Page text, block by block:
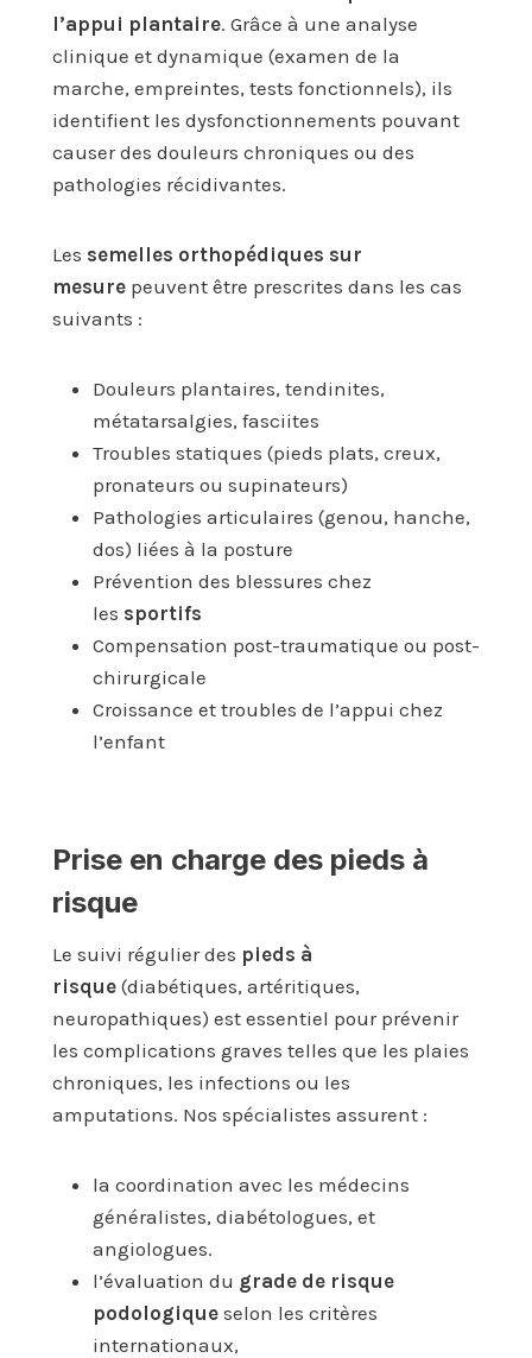
l’appui plantaire. Grâce à une analyse
clinique et dynamique (examen de la
marche, empreintes, tests fonctionnels), ils
identifient les dysfonctionnements pouvant
causer des douleurs chroniques ou des
pathologies récidivantes.
Les semelles orthopédiques sur
mesure peuvent être prescrites dans les cas
suivants :
Douleurs plantaires, tendinites,
métatarsalgies, fasciites
Troubles statiques (pieds plats, creux,
pronateurs ou supinateurs)
Pathologies articulaires (genou, hanche,
dos) liées à la posture
Prévention des blessures chez
les sportifs
Compensation post-traumatique ou post-
chirurgicale
Croissance et troubles de l’appui chez
l’enfant
Prise en charge des pieds à
risque
Le suivi régulier des pieds à
risque (diabétiques, artéritiques,
neuropathiques) est essentiel pour prévenir
les complications graves telles que les plaies
chroniques, les infections ou les
amputations. Nos spécialistes assurent :
la coordination avec les médecins
généralistes, diabétologues, et
angiologues.
l’évaluation du grade de risque
podologique selon les critères
internationaux,